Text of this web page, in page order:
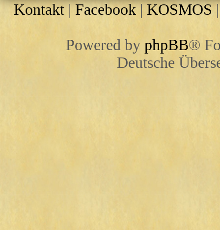
Kontakt|Facebook|KOSMOS
Powered by phpBB®
Deutsche